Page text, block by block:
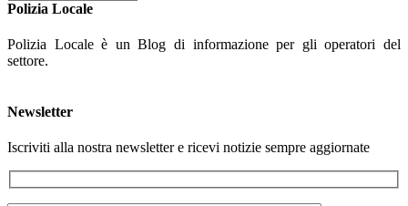
Polizia Locale
Polizia Locale è un Blog di informazione per gli operatori del
settore.
Newsletter
Iscriviti alla nostra newsletter e ricevi notizie sempre aggiornate